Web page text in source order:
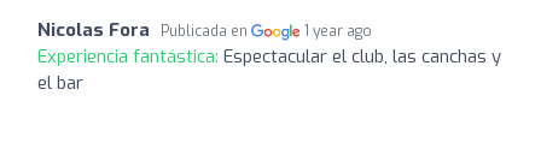
Nicolas Fora Publicada en 1 year ago
Experiencia fantástica: Espectacular el club, las canchas y
el bar